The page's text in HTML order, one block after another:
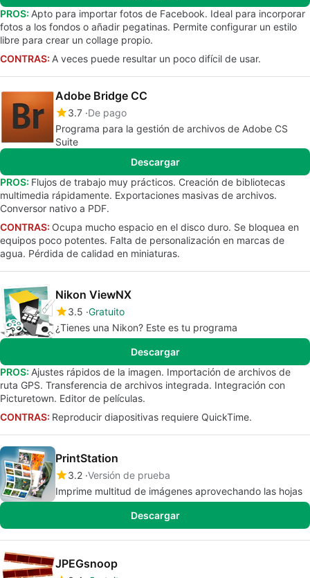
PROS: Apto para importar fotos de Facebook. Ideal para incorporar
fotos a los fondos o añadir pegatinas. Permite configurar un estilo
libre para crear un collage propio.
CONTRAS: A veces puede resultar un poco difícil de usar.
Adobe Bridge CC
3.7 De pago
Programa para la gestión de archivos de Adobe CS
Suite
Descargar
PROS: Flujos de trabajo muy prácticos. Creación de bibliotecas
multimedia rápidamente. Exportaciones masivas de archivos.
Conversor nativo a PDF.
CONTRAS: Ocupa mucho espacio en el disco duro. Se bloquea en
equipos poco potentes. Falta de personalización en marcas de
agua. Pérdida de calidad en miniaturas.
Nikon ViewNX
3.5 Gratuito
¿Tienes una Nikon? Este es tu programa
Descargar
PROS: Ajustes rápidos de la imagen. Importación de archivos de
ruta GPS. Transferencia de archivos integrada. Integración con
Picturetown. Editor de películas.
CONTRAS: Reproducir diapositivas requiere QuickTime.
PrintStation
3.2 Versión de prueba
Imprime multitud de imágenes aprovechando las hojas
Descargar
JPEGsnoop